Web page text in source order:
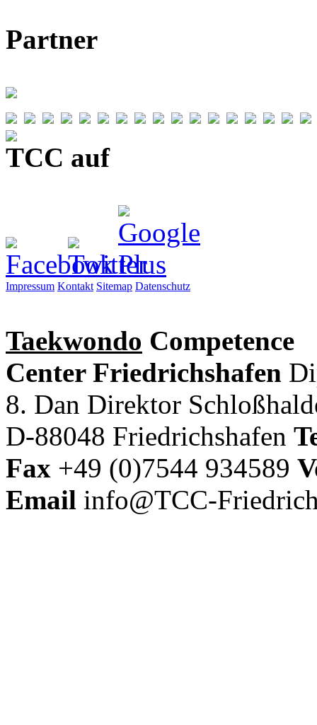
Partner
TCC auf
Impressum Kontakt Sitemap Datenschutz
Taekwondo Competence
Center Friedrichshafen
8. Dan Direktor
D-88048 Friedrichshafen
Fax +49 (0)7544 934589
Email info@TCC-